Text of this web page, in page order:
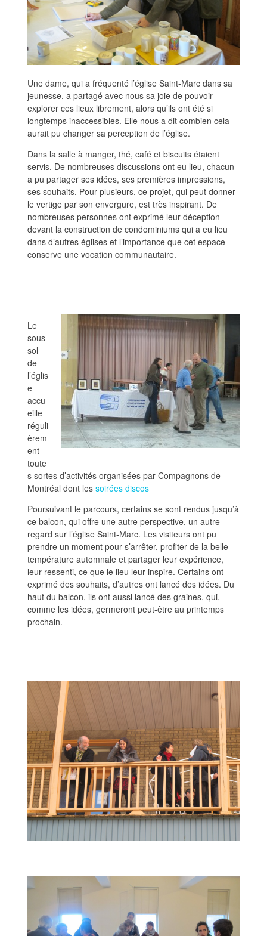
Une dame, qui a fréquenté l’église Saint-Marc dans sa
jeunesse, a partagé avec nous sa joie de pouvoir
explorer ces lieux librement, alors qu’ils ont été si
longtemps inaccessibles. Elle nous a dit combien cela
aurait pu changer sa perception de l’église.
Dans la salle à manger, thé, café et biscuits étaient
servis. De nombreuses discussions ont eu lieu, chacun
a pu partager ses idées, ses premières impressions,
ses souhaits. Pour plusieurs, ce projet, qui peut donner
le vertige par son envergure, est très inspirant. De
nombreuses personnes ont exprimé leur déception
devant la construction de condominiums qui a eu lieu
dans d’autres églises et l’importance que cet espace
conserve une vocation communautaire.
Le
sous-
sol
de
l’églis
e
accu
eille
réguli
èrem
ent
toute
s sortes d’activités organisées par Compagnons de
Montréal dont les soirées discos
Poursuivant le parcours, certains se sont rendus jusqu’à
ce balcon, qui offre une autre perspective, un autre
regard sur l’église Saint-Marc. Les visiteurs ont pu
prendre un moment pour s’arrêter, profiter de la belle
température automnale et partager leur expérience,
leur ressenti, ce que le lieu leur inspire. Certains ont
exprimé des souhaits, d’autres ont lancé des idées. Du
haut du balcon, ils ont aussi lancé des graines, qui,
comme les idées, germeront peut-être au printemps
prochain.